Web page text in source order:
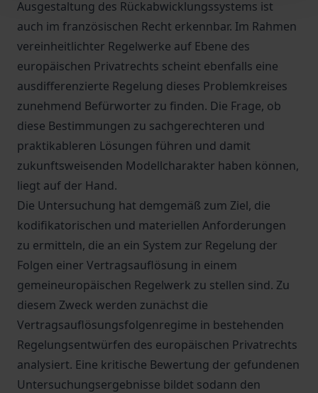
Ausgestaltung des Rückabwicklungssystems ist
auch im französischen Recht erkennbar. Im Rahmen
vereinheitlichter Regelwerke auf Ebene des
europäischen Privatrechts scheint ebenfalls eine
ausdifferenzierte Regelung dieses Problemkreises
zunehmend Befürworter zu finden. Die Frage, ob
diese Bestimmungen zu sachgerechteren und
praktikableren Lösungen führen und damit
zukunftsweisenden Modellcharakter haben können,
liegt auf der Hand.
Die Untersuchung hat demgemäß zum Ziel, die
kodifikatorischen und materiellen Anforderungen
zu ermitteln, die an ein System zur Regelung der
Folgen einer Vertragsauflösung in einem
gemeineuropäischen Regelwerk zu stellen sind. Zu
diesem Zweck werden zunächst die
Vertragsauflösungsfolgenregime in bestehenden
Regelungsentwürfen des europäischen Privatrechts
analysiert. Eine kritische Bewertung der gefundenen
Untersuchungsergebnisse bildet sodann den